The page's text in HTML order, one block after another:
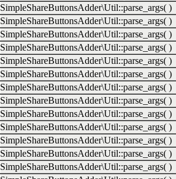
SimpleShareButtonsAdder\Util::parse_args( )
SimpleShareButtonsAdder\Util::parse_args( )
SimpleShareButtonsAdder\Util::parse_args( )
SimpleShareButtonsAdder\Util::parse_args( )
SimpleShareButtonsAdder\Util::parse_args( )
SimpleShareButtonsAdder\Util::parse_args( )
SimpleShareButtonsAdder\Util::parse_args( )
SimpleShareButtonsAdder\Util::parse_args( )
SimpleShareButtonsAdder\Util::parse_args( )
SimpleShareButtonsAdder\Util::parse_args( )
SimpleShareButtonsAdder\Util::parse_args( )
SimpleShareButtonsAdder\Util::parse_args( )
SimpleShareButtonsAdder\Util::parse_args( )